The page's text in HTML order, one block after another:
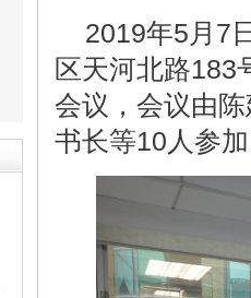
2019年5月7
区天河北路183
会议，会议由
书长等10人参